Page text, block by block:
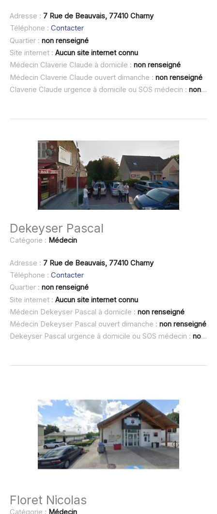
Adresse : 7 Rue de Beauvais, 77410 Charny
Téléphone : Contacter
Quartier : non renseigné
Site internet : Aucun site internet connu
Médecin Claverie Claude à domicile : non renseigné
Médecin Claverie Claude ouvert dimanche : non renseigné
Claverie Claude urgence à domicile ou SOS médecin : non renseigné
Dekeyser Pascal
Catégorie : Médecin
Adresse : 7 Rue de Beauvais, 77410 Charny
Téléphone : Contacter
Quartier : non renseigné
Site internet : Aucun site internet connu
Médecin Dekeyser Pascal à domicile : non renseigné
Médecin Dekeyser Pascal ouvert dimanche : non renseigné
Dekeyser Pascal urgence à domicile ou SOS médecin : non renseigné
Floret Nicolas
Catégorie : Médecin